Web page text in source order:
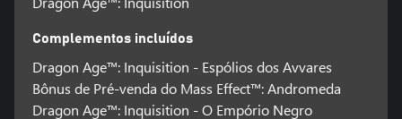
Complementos incluídos
Dragon Age™: Inquisition - Espólios dos Avvares
Bônus de Pré-venda do Mass Effect™: Andromeda
Dragon Age™: Inquisition - O Empório Negro